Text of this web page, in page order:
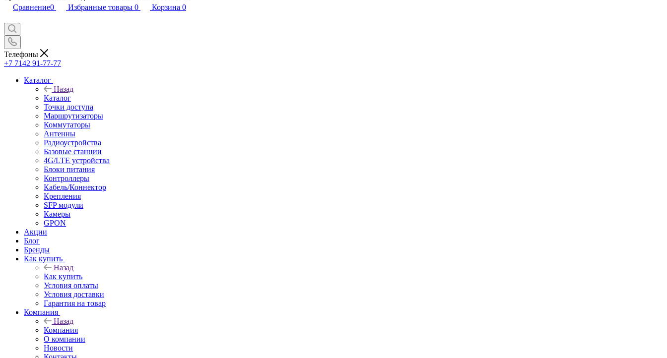
Сравнение0 Избранные товары 0 Корзина 0
Телефоны
+7 7142 91-77-77
Каталог
Назад
Каталог
Точки доступа
Маршрутизаторы
Коммутаторы
Антенны
Радиоустройства
Базовые станции
4G/LTE устройства
Блоки питания
Контроллеры
Кабель/Коннектор
Крепления
SFP модули
Камеры
GPON
Акции
Блог
Бренды
Как купить
Назад
Как купить
Условия оплаты
Условия доставки
Гарантия на товар
Компания
Назад
Компания
О компании
Новости